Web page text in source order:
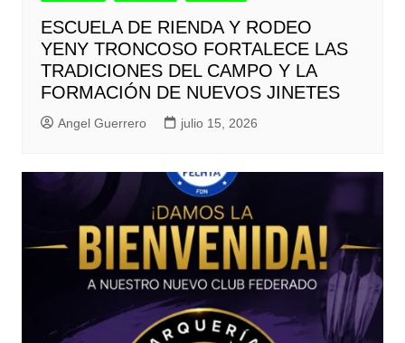
ESCUELA DE RIENDA Y RODEO
YENY TRONCOSO FORTALECE LAS
TRADICIONES DEL CAMPO Y LA
FORMACIÓN DE NUEVOS JINETES
Angel Guerrero julio 15, 2026